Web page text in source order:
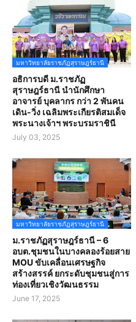
มหาวิทยาลัยราชภัฏสุราษฎร์ธานี
อธิการบดี ม.ราชภัฏ
สุราษฎร์ธานี นำนักศึกษา
อาจารย์ บุคลากร กว่า 2 พันคน
เดิน-วิ่ง เฉลิมพระเกียรติสมเด็จ
พระนางเจ้าฯ พระบรมราชินี
July 03, 2025
มหาวิทยาลัยราชภัฏสุราษฎร์ธานี
ม.ราชภัฏสุราษฎร์ธานี – 6
อบต.ชุมชนในบางคลองร้อยสาย
MOU ขับเคลื่อนเศรษฐกิจ
สร้างสรรค์ ยกระดับชุมชนสู่การ
ท่องเที่ยวเชิงวัฒนธรรม
June 17, 2025